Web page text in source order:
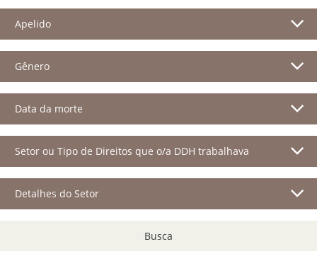
Apelido
Gênero
Data da morte
Setor ou Tipo de Direitos que o/a DDH trabalhava
Detalhes do Setor
Busca